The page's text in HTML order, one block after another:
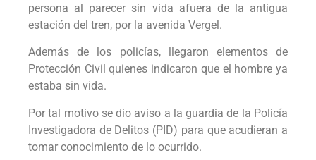
persona al parecer sin vida afuera de la antigua
estación del tren, por la avenida Vergel.
Además de los policías, llegaron elementos de
Protección Civil quienes indicaron que el hombre ya
estaba sin vida.
Por tal motivo se dio aviso a la guardia de la Policía
Investigadora de Delitos (PID) para que acudieran a
tomar conocimiento de lo ocurrido.